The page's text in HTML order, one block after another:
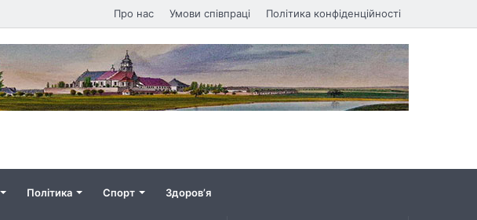
Про нас Умови співпраці Політика конфіденційності
Політика Спорт Здоров’я